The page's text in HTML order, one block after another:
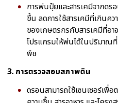
การพ่นปุ๋ยและสารเคมีจากดร
ขึ้น ลดการใช้สารเคมีที่เกินค
ของเกษตรกรกับสารเคมีที่อา
โปรแกรมให้พ่นได้ในปริมาณ
พืช
3. การตรวจสอบสภาพดิน
ดรอนสามารถใช้เซนเซอร์เพื่